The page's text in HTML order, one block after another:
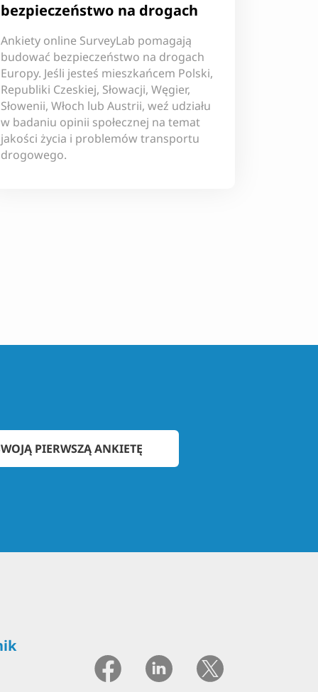
bezpieczeństwo na drogach
Ankiety online SurveyLab pomagają
budować bezpieczeństwo na drogach
Europy. Jeśli jesteś mieszkańcem Polski,
Republiki Czeskiej, Słowacji, Węgier,
Słowenii, Włoch lub Austrii, weź udziału
w badaniu opinii społecznej na temat
jakości życia i problemów transportu
drogowego.
PIERWSZĄ ANKIETĘ